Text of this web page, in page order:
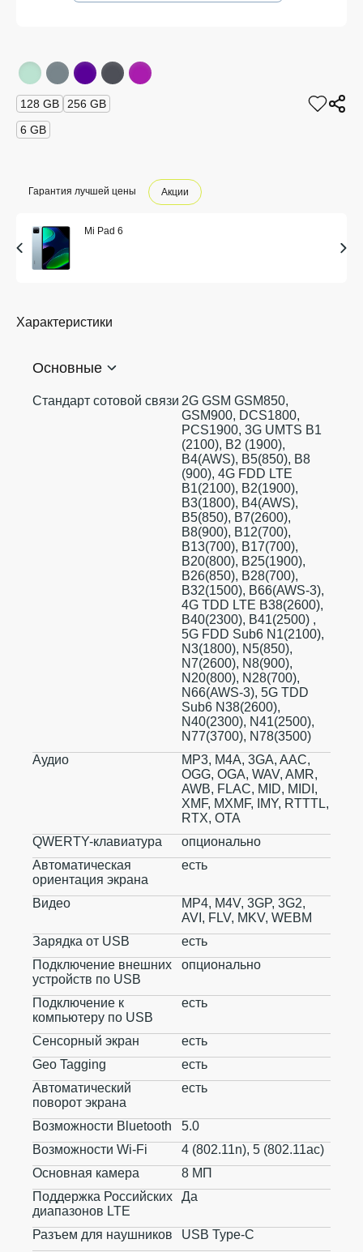
128 GB
256 GB
6 GB
Гарантия лучшей цены Акции
Mi Pad 6
Характеристики
Основные
Стандарт сотовой связи 2G GSM GSM850,
GSM900, DCS1800,
PCS1900, 3G UMTS B1
(2100), B2 (1900),
B4(AWS), B5(850), B8
(900), 4G FDD LTE
B1(2100), B2(1900),
B3(1800), B4(AWS),
B5(850), B7(2600),
B8(900), B12(700),
B13(700), B17(700),
B20(800), B25(1900),
B26(850), B28(700),
B32(1500), B66(AWS-3),
4G TDD LTE B38(2600),
B40(2300), B41(2500) ,
5G FDD Sub6 N1(2100),
N3(1800), N5(850),
N7(2600), N8(900),
N20(800), N28(700),
N66(AWS-3), 5G TDD
Sub6 N38(2600),
N40(2300), N41(2500),
N77(3700), N78(3500)
Аудио
MP3, M4A, 3GA, AAC,
OGG, OGA, WAV, AMR,
AWB, FLAC, MID, MIDI,
XMF, MXMF, IMY, RTTTL,
RTX, OTA
QWERTY-клавиатура
опционально
Автоматическая
ориентация экрана
есть
Видео
MP4, M4V, 3GP, 3G2,
AVI, FLV, MKV, WEBM
Зарядка от USB
есть
Подключение внешних
устройств по USB
опционально
Подключение к
компьютеру по USB
есть
Сенсорный экран
есть
Geo Tagging
есть
Автоматический
поворот экрана
есть
Возможности Bluetooth
5.0
Возможности Wi-Fi
4 (802.11n), 5 (802.11ac)
Основная камера
8 МП
Поддержка Российских
диапазонов LTE
Да
Разъем для наушников
USB Type-C